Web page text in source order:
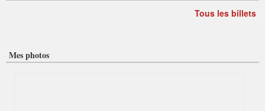
Tous les billets
Mes photos